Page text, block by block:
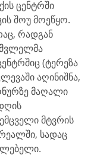
ცენტრში
შოუ მოეწყო.
რადგან
(ტერეზა
აღინიშნა,
მაღალი
მტვრის
სადაც